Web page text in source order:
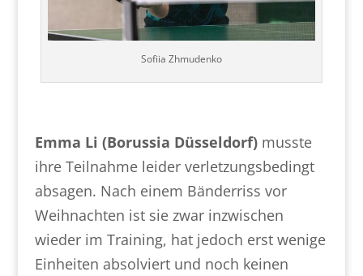
Sofiia Zhmudenko
Emma Li (Borussia Düsseldorf)musste
ihre Teilnahme leider verletzungsbedingt
absagen. Nach einem Bänderriss vor
Weihnachten ist sie zwar inzwischen
wieder im Training, hat jedoch erst wenige
Einheiten absolviert und noch keinen